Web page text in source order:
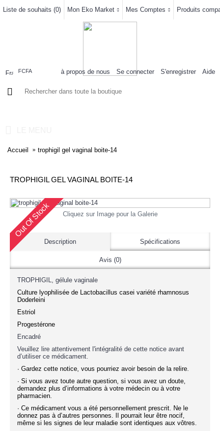
Liste de souhaits (0) Mon Eko Market Mes Comptes Produits
FCFA à propos de nous Se connecter S'enregistrer Aide
Accueil trophigil gel vaginal boite-14
TROPHIGIL GEL VAGINAL BOITE-14
Out Of Stock Cliquez sur Image pour la Galerie
Description Spécifications
Avis (0)
TROPHIGIL, gélule vaginale
Culture lyophilisée de Lactobacillus casei variété rhamnosus
Doderleini
Estriol
Progestérone
Encadré
Veuillez lire attentivement l'intégralité de cette notice avant
d’utiliser ce médicament.
· Gardez cette notice, vous pourriez avoir besoin de la relire.
· Si vous avez toute autre question, si vous avez un doute,
demandez plus d’informations à votre médecin ou à votre
pharmacien.
· Ce médicament vous a été personnellement prescrit. Ne le
donnez pas à d’autres personnes. Il pourrait leur être nocif,
même si les signes de leur maladie sont identiques aux vôtres.